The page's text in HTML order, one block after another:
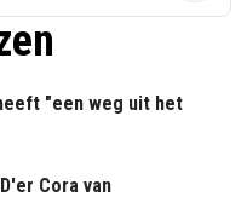
"een weg uit het
Cora van